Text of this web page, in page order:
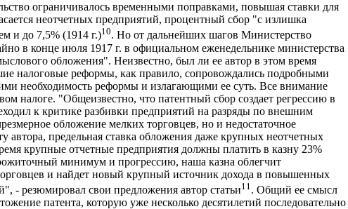
ограничивалось временными поправками, повышая ставки для
неотчетных предприятий, процентный сбор "с излишка
и до 7,5% (1914 г.)10. Но от дальнейших шагов Министерство
в конце июля 1917 г. в официальном еженедельнике министерства
обложения". Неизвестно, был ли ее автор в этом время
налоговые реформы, как правило, сопровождались подробными
необходимость реформы и излагающими ее суть. Все внимание
налоге. "Общеизвестно, что патентный сбор создает регрессию в
к критике разбивки предприятий на разряды по внешним
обложение мелких торговцев, но и недостаточное
предельная ставка обложения даже крупных неотчетных
крупные отчетные предприятия должны платить в казну 23%
минимум и прогрессию, наша казна облегчит
и найдет новый крупный источник дохода в повышенных
- резюмировал свои предложения автор статьи11 . Общий ее смысл
патента, которую уже несколько десятилетий последовательно